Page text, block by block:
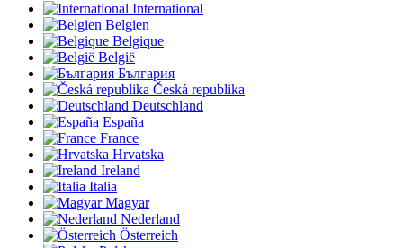
International
Belgien
Belgique
België
България
Česká republika
Deutschland
España
France
Hrvatska
Ireland
Italia
Magyar
Nederland
Österreich